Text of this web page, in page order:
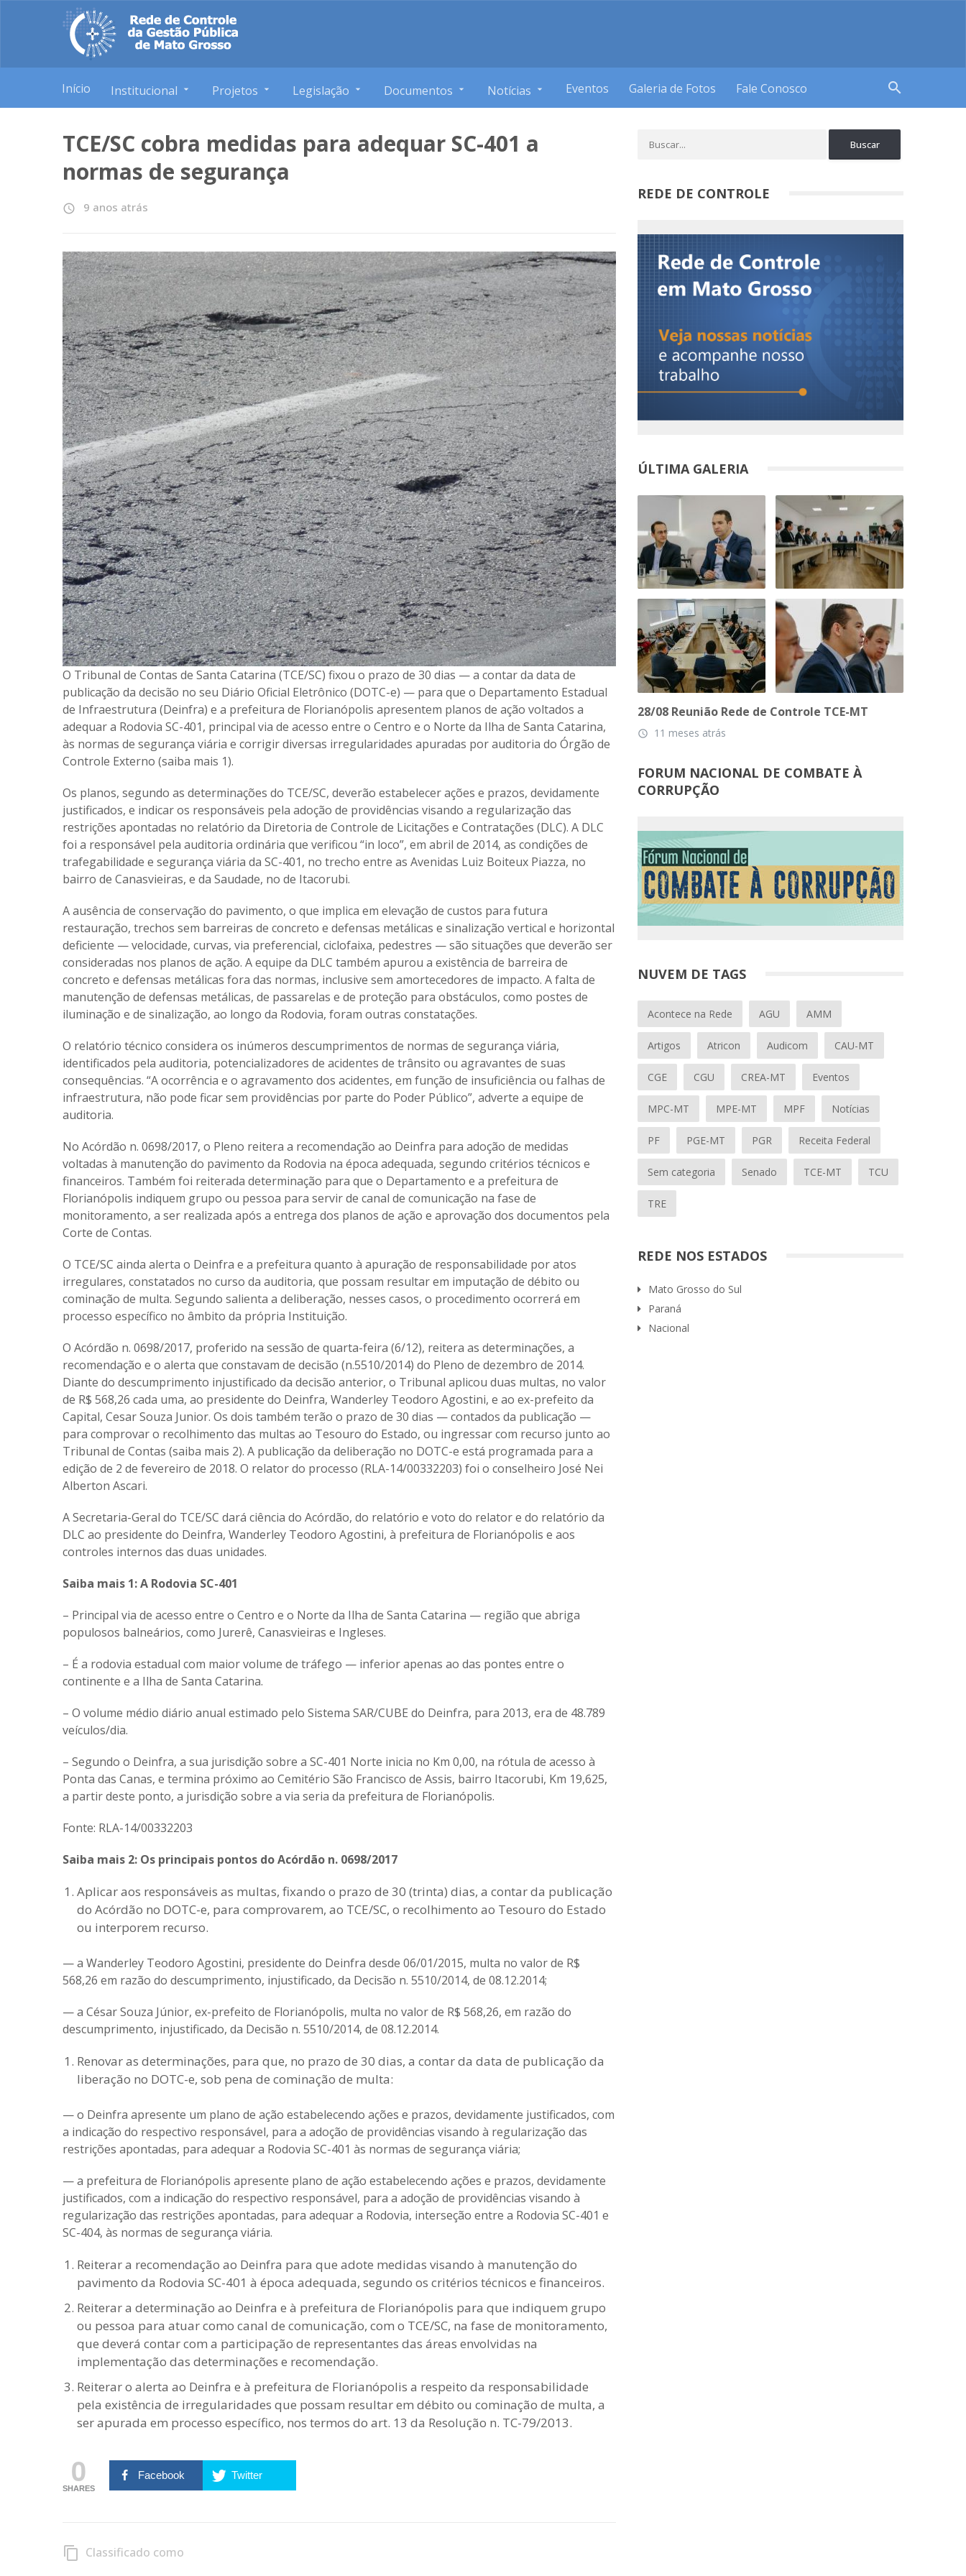
Início Institucional Projetos Legislação Documentos Notícias Eventos Galeria de Fotos Fale Conosco search
TCE/SC cobra medidas para adequar SC-401 a
normas de segurança
access_time 9 anos atrás
O Tribunal de Contas de Santa Catarina (TCE/SC) fixou o prazo de 30 dias — a contar da data de
publicação da decisão no seu Diário Oficial Eletrônico (DOTC-e) — para que o Departamento Estadual
de Infraestrutura (Deinfra) e a prefeitura de Florianópolis apresentem planos de ação voltados a
adequar a Rodovia SC-401, principal via de acesso entre o Centro e o Norte da Ilha de Santa Catarina,
às normas de segurança viária e corrigir diversas irregularidades apuradas por auditoria do Órgão de
Controle Externo (saiba mais 1).
Os planos, segundo as determinações do TCE/SC, deverão estabelecer ações e prazos, devidamente
justificados, e indicar os responsáveis pela adoção de providências visando a regularização das
restrições apontadas no relatório da Diretoria de Controle de Licitações e Contratações (DLC). A DLC
foi a responsável pela auditoria ordinária que verificou “in loco”, em abril de 2014, as condições de
trafegabilidade e segurança viária da SC-401, no trecho entre as Avenidas Luiz Boiteux Piazza, no
bairro de Canasvieiras, e da Saudade, no de Itacorubi.
A ausência de conservação do pavimento, o que implica em elevação de custos para futura
restauração, trechos sem barreiras de concreto e defensas metálicas e sinalização vertical e horizontal
deficiente — velocidade, curvas, via preferencial, ciclofaixa, pedestres — são situações que deverão ser
consideradas nos planos de ação. A equipe da DLC também apurou a existência de barreira de
concreto e defensas metálicas fora das normas, inclusive sem amortecedores de impacto. A falta de
manutenção de defensas metálicas, de passarelas e de proteção para obstáculos, como postes de
iluminação e de sinalização, ao longo da Rodovia, foram outras constatações.
O relatório técnico considera os inúmeros descumprimentos de normas de segurança viária,
identificados pela auditoria, potencializadores de acidentes de trânsito ou agravantes de suas
consequências. “A ocorrência e o agravamento dos acidentes, em função de insuficiência ou falhas de
infraestrutura, não pode ficar sem providências por parte do Poder Público”, adverte a equipe de
auditoria.
No Acórdão n. 0698/2017, o Pleno reitera a recomendação ao Deinfra para adoção de medidas
voltadas à manutenção do pavimento da Rodovia na época adequada, segundo critérios técnicos e
financeiros. Também foi reiterada determinação para que o Departamento e a prefeitura de
Florianópolis indiquem grupo ou pessoa para servir de canal de comunicação na fase de
monitoramento, a ser realizada após a entrega dos planos de ação e aprovação dos documentos pela
Corte de Contas.
O TCE/SC ainda alerta o Deinfra e a prefeitura quanto à apuração de responsabilidade por atos
irregulares, constatados no curso da auditoria, que possam resultar em imputação de débito ou
cominação de multa. Segundo salienta a deliberação, nesses casos, o procedimento ocorrerá em
processo específico no âmbito da própria Instituição.
O Acórdão n. 0698/2017, proferido na sessão de quarta-feira (6/12), reitera as determinações, a
recomendação e o alerta que constavam de decisão (n.5510/2014) do Pleno de dezembro de 2014.
Diante do descumprimento injustificado da decisão anterior, o Tribunal aplicou duas multas, no valor
de R$ 568,26 cada uma, ao presidente do Deinfra, Wanderley Teodoro Agostini, e ao ex-prefeito da
Capital, Cesar Souza Junior. Os dois também terão o prazo de 30 dias — contados da publicação —
para comprovar o recolhimento das multas ao Tesouro do Estado, ou ingressar com recurso junto ao
Tribunal de Contas (saiba mais 2). A publicação da deliberação no DOTC-e está programada para a
edição de 2 de fevereiro de 2018. O relator do processo (RLA-14/00332203) foi o conselheiro José Nei
Alberton Ascari.
A Secretaria-Geral do TCE/SC dará ciência do Acórdão, do relatório e voto do relator e do relatório da
DLC ao presidente do Deinfra, Wanderley Teodoro Agostini, à prefeitura de Florianópolis e aos
controles internos das duas unidades.
Saiba mais 1: A Rodovia SC-401
– Principal via de acesso entre o Centro e o Norte da Ilha de Santa Catarina — região que abriga
populosos balneários, como Jurerê, Canasvieiras e Ingleses.
– É a rodovia estadual com maior volume de tráfego — inferior apenas ao das pontes entre o
continente e a Ilha de Santa Catarina.
– O volume médio diário anual estimado pelo Sistema SAR/CUBE do Deinfra, para 2013, era de 48.789
veículos/dia.
– Segundo o Deinfra, a sua jurisdição sobre a SC-401 Norte inicia no Km 0,00, na rótula de acesso à
Ponta das Canas, e termina próximo ao Cemitério São Francisco de Assis, bairro Itacorubi, Km 19,625,
a partir deste ponto, a jurisdição sobre a via seria da prefeitura de Florianópolis.
Fonte: RLA-14/00332203
Saiba mais 2: Os principais pontos do Acórdão n. 0698/2017
Aplicar aos responsáveis as multas, fixando o prazo de 30 (trinta) dias, a contar da publicação
do Acórdão no DOTC-e, para comprovarem, ao TCE/SC, o recolhimento ao Tesouro do Estado
ou interporem recurso.
— a Wanderley Teodoro Agostini, presidente do Deinfra desde 06/01/2015, multa no valor de R$
568,26 em razão do descumprimento, injustificado, da Decisão n. 5510/2014, de 08.12.2014;
— a César Souza Júnior, ex-prefeito de Florianópolis, multa no valor de R$ 568,26, em razão do
descumprimento, injustificado, da Decisão n. 5510/2014, de 08.12.2014.
Renovar as determinações, para que, no prazo de 30 dias, a contar da data de publicação da
liberação no DOTC-e, sob pena de cominação de multa:
— o Deinfra apresente um plano de ação estabelecendo ações e prazos, devidamente justificados, com
a indicação do respectivo responsável, para a adoção de providências visando à regularização das
restrições apontadas, para adequar a Rodovia SC-401 às normas de segurança viária;
— a prefeitura de Florianópolis apresente plano de ação estabelecendo ações e prazos, devidamente
justificados, com a indicação do respectivo responsável, para a adoção de providências visando à
regularização das restrições apontadas, para adequar a Rodovia, interseção entre a Rodovia SC-401 e
SC-404, às normas de segurança viária.
Reiterar a recomendação ao Deinfra para que adote medidas visando à manutenção do
pavimento da Rodovia SC-401 à época adequada, segundo os critérios técnicos e financeiros.
Reiterar a determinação ao Deinfra e à prefeitura de Florianópolis para que indiquem grupo
ou pessoa para atuar como canal de comunicação, com o TCE/SC, na fase de monitoramento,
que deverá contar com a participação de representantes das áreas envolvidas na
implementação das determinações e recomendação.
Reiterar o alerta ao Deinfra e à prefeitura de Florianópolis a respeito da responsabilidade
pela existência de irregularidades que possam resultar em débito ou cominação de multa, a
ser apurada em processo específico, nos termos do art. 13 da Resolução n. TC-79/2013.
0
SHARES
Facebook Twitter
content_copy Classificado como
REDE DE CONTROLE
ÚLTIMA GALERIA
28/08 Reunião Rede de Controle TCE-MT
access_time 11 meses atrás
FORUM NACIONAL DE COMBATE À
CORRUPÇÃO
NUVEM DE TAGS
Acontece na Rede AGU AMM
Artigos Atricon Audicom CAU-MT
CGE CGU CREA-MT Eventos
MPC-MT MPE-MT MPF Notícias
PF PGE-MT PGR Receita Federal
Sem categoria Senado TCE-MT TCU
TRE
REDE NOS ESTADOS
Mato Grosso do Sul
Paraná
Nacional